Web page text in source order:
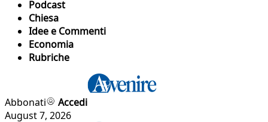
Podcast
Chiesa
Idee e Commenti
Economia
Rubriche
Abbonati
Accedi
August 7, 2026